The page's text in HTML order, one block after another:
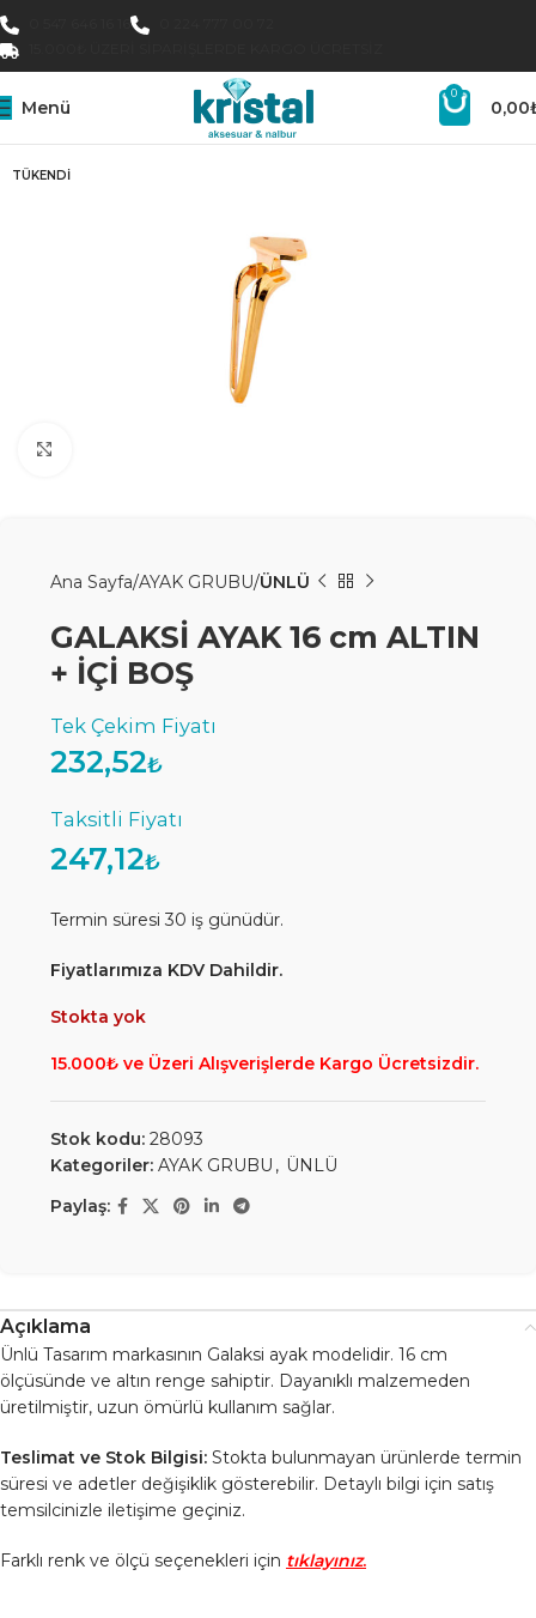
Menü
0
0,00
TÜKENDI
Ana Sayfa AYAK GRUBU ÜNLÜ
GALAKSİ AYAK 16 cm ALTIN
+ İÇİ BOŞ
232,52₺
247,12₺
Termin süresi 30 iş günüdür.
Fiyatlarımıza KDV Dahildir.
Stokta yok
15.000₺ ve Üzeri Alışverişlerde Kargo Ücretsizdir.
Stok kodu: 28093
Kategoriler: AYAK GRUBU , ÜNLÜ
Paylaş:
Açıklama
Ünlü Tasarım markasının Galaksi ayak modelidir. 16 cm
ölçüsünde ve altın renge sahiptir. Dayanıklı malzemeden
üretilmiştir, uzun ömürlü kullanım sağlar.
Teslimat ve Stok Bilgisi: Stokta bulunmayan ürünlerde termin
süresi ve adetler değişiklik gösterebilir. Detaylı bilgi için satış
temsilcinizle iletişime geçiniz.
Farklı renk ve ölçü seçenekleri için tıklayınız.